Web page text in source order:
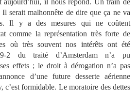
aujourd’hui, il nous répond. Un train de
serait malhonnête de dire que ça ne va
Il y a des mesures qui ne coûtent
comme la représentation très forte de
où très souvent nos intérêts ont été
2 du traité d’Amsterdam n’a pu
effets ; le droit à dérogation n’a pas
d’une future desserte aérienne
c’est formidable. Le moratoire des dettes